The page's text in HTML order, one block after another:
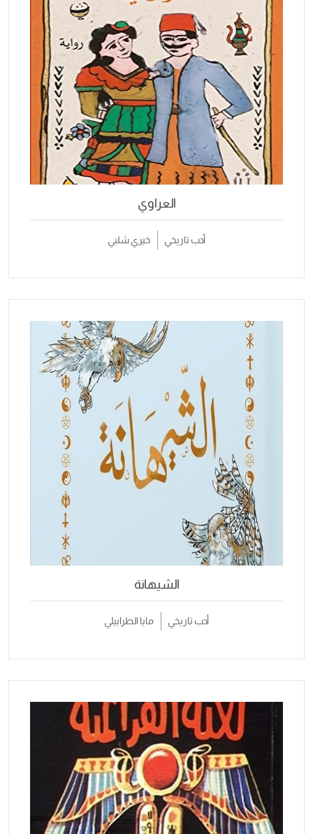
العراوي
أدب تاريخي خيري شلبي
الشيهانة
أدب تاريخي مايا الطرابيلي